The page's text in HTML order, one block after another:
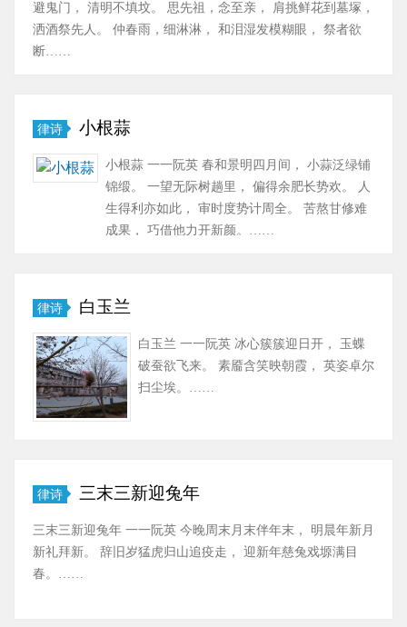
避鬼门， 清明不填坟。 思先祖，念至亲， 肩挑鲜花到墓塚，
洒酒祭先人。 仲春雨，细淋淋， 和泪湿发模糊眼， 祭者欲
断……
律诗 小根蒜
小根蒜 一一阮英 春和景明四月间， 小蒜泛绿铺
锦缎。 一望无际树趟里， 偏得余肥长势欢。 人
生得利亦如此， 审时度势计周全。 苦熬甘修难
成果， 巧借他力开新颜。……
律诗 白玉兰
白玉兰 一一阮英 冰心簇簇迎日开， 玉蝶
破蚕欲飞来。 素靥含笑映朝霞， 英姿卓尔
扫尘埃。……
律诗 三末三新迎兔年
三末三新迎兔年 一一阮英 今晚周末月末伴年末， 明晨年新月
新礼拜新。 辞旧岁猛虎归山追疫走， 迎新年慈兔戏塬满目
春。……